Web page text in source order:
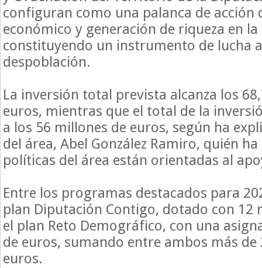
configuran como una palanca de acción
económico y generación de riqueza en
constituyendo un instrumento de lucha
despoblación.
La inversión total prevista alcanza los
euros, mientras que el total de la
a los 56 millones de euros, según ha
del área, Abel González Ramiro, quién
políticas del área están orientadas al
Entre los programas destacados para
plan Diputación Contigo, dotado con 12
el plan Reto Demográfico, con una
de euros, sumando entre ambos más de
euros.